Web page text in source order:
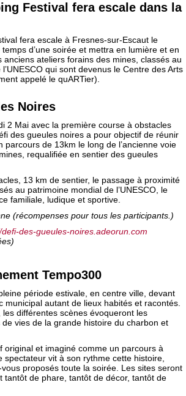
Festival fera escale dans la
fera escale à Fresnes-sur-Escaut le
d’une soirée et mettra en lumière et en
anciens ateliers forains des mines, classés au
qui sont devenus le Centre des Arts
appelé le quARTier).
Noires
2 Mai avec la première course à obstacles
des gueules noires a pour objectif de réunir
parcours de 13km le long de l’ancienne voie
requalifiée en sentier des gueules
13 km de sentier, le passage à proximité
au patrimoine mondial de l’UNESCO, le
familiale, ludique et sportive.
(récompenses pour tous les participants.)
defi-des-gueules-noires.adeorun.com
Tempo300
période estivale, en centre ville, devant
municipal autant de lieux habités et racontés.
les différentes scènes évoqueront les
vies de la grande histoire du charbon et
original et imaginé comme un parcours à
spectateur vit à son rythme cette histoire,
proposés toute la soirée. Les sites seront
tantôt de phare, tantôt de décor, tantôt de